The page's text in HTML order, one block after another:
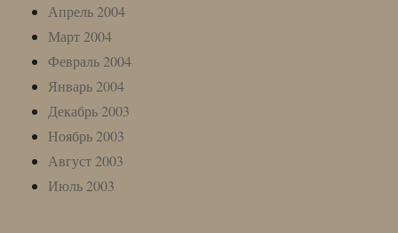
Апрель 2004
Март 2004
Февраль 2004
Январь 2004
Декабрь 2003
Ноябрь 2003
Август 2003
Июль 2003